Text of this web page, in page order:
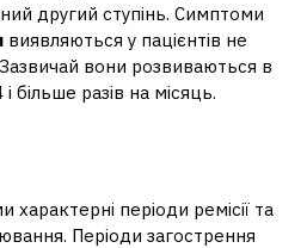
другий ступінь. Симптоми
виявляються у пацієнтів не
вони розвиваються в
і більше разів на місяць.
характерні періоди ремісії та
Періоди загострення